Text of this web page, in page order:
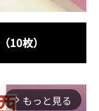
10枚）
arrow_forward_ios もっと見る